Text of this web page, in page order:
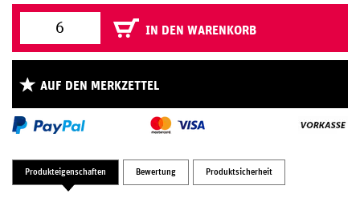
IN DEN WARENKORB
AUF DEN MERKZETTEL
Produkteigenschaften Bewertung Produktsicherheit